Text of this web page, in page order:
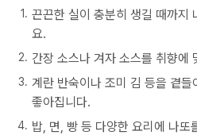
끈끈한 실이 충분히 생길 때까지
요.
간장 소스나 겨자 소스를 취향에
계란 반숙이나 조미 김 등을 곁들
좋아집니다.
밥, 면, 빵 등 다양한 요리에 나또